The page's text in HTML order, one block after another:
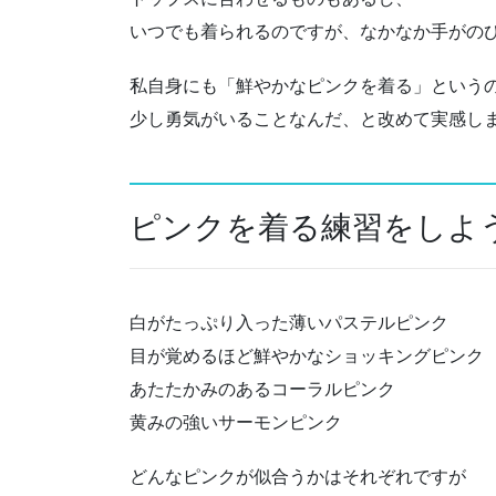
いつでも着られるのですが、なかなか手がの
私自身にも「鮮やかなピンクを着る」という
少し勇気がいることなんだ、と改めて実感し
ピンクを着る練習をしよ
白がたっぷり入った薄いパステルピンク
目が覚めるほど鮮やかなショッキングピンク
あたたかみのあるコーラルピンク
黄みの強いサーモンピンク
どんなピンクが似合うかはそれぞれですが